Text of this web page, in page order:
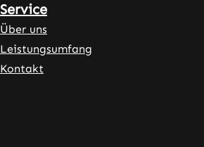
Service
Über uns
Leistungsumfang
Kontakt